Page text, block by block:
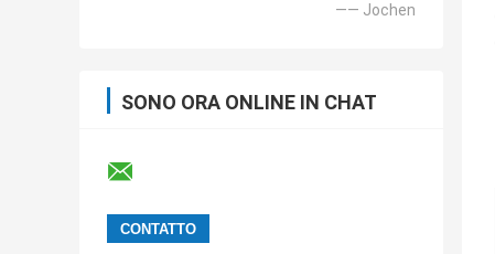
—— Jochen
SONO ORA ONLINE IN CHAT